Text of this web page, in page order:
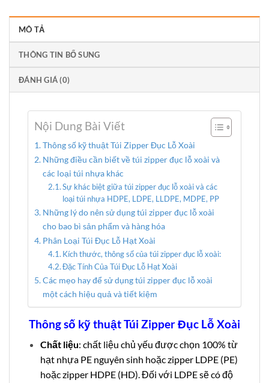
MÔ TẢ
THÔNG TIN BỔ SUNG
ĐÁNH GIÁ (0)
Nội Dung Bài Viết
Thông số kỹ thuật Túi Zipper Đục Lỗ Xoài
Những điều cần biết về túi zipper đục lỗ xoài và
các loại túi nhựa khác
Sự khác biệt giữa túi zipper đục lỗ xoài và các
loại túi nhựa HDPE, LDPE, LLDPE, MDPE, PP
Những lý do nên sử dụng túi zipper đục lỗ xoài
cho bao bì sản phẩm và hàng hóa
Phân Loại Túi Đục Lỗ Hạt Xoài
Kích thước, thông số của túi zipper đục lỗ xoài:
Đặc Tính Của Túi Đục Lỗ Hạt Xoài
Các mẹo hay để sử dụng túi zipper đục lỗ xoài
một cách hiệu quả và tiết kiệm
Thông số kỹ thuật Túi Zipper Đục Lỗ Xoài
Chất liệu: chất liệu chủ yếu được chọn 100% từ
hạt nhựa PE nguyên sinh hoặc zipper LDPE (PE)
hoặc zipper HDPE (HD). Đối với LDPE sẽ có độ